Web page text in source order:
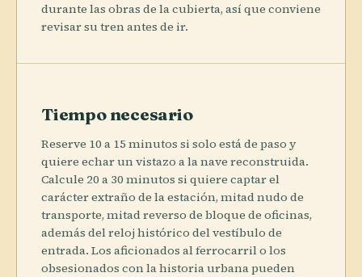
durante las obras de la cubierta, así que conviene
revisar su tren antes de ir.
Tiempo necesario
Reserve 10 a 15 minutos si solo está de paso y
quiere echar un vistazo a la nave reconstruida.
Calcule 20 a 30 minutos si quiere captar el
carácter extraño de la estación, mitad nudo de
transporte, mitad reverso de bloque de oficinas,
además del reloj histórico del vestíbulo de
entrada. Los aficionados al ferrocarril o los
obsesionados con la historia urbana pueden